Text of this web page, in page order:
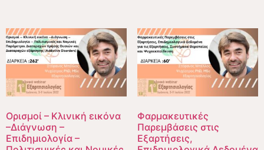
Ορισμοί – Κλινική εικόνα
–Διάγνωση –
Επιδημιολογία –
Φαρμακευτικές
Παρεμβάσεις στις
Εξαρτήσεις,